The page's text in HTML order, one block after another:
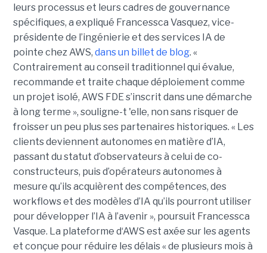
leurs processus et leurs cadres de gouvernance
spécifiques, a expliqué Francessca Vasquez, vice-
présidente de l’ingénierie et des services IA de
pointe chez AWS, dans un billet de blog. «
Contrairement au conseil traditionnel qui évalue,
recommande et traite chaque déploiement comme
un projet isolé, AWS FDE s’inscrit dans une démarche
à long terme », souligne-t 'elle, non sans risquer de
froisser un peu plus ses partenaires historiques. « Les
clients deviennent autonomes en matière d’IA,
passant du statut d’observateurs à celui de co-
constructeurs, puis d’opérateurs autonomes à
mesure qu’ils acquièrent des compétences, des
workflows et des modèles d’IA qu’ils pourront utiliser
pour développer l’IA à l’avenir », poursuit Francessca
Vasque. La plateforme d‘AWS est axée sur les agents
et conçue pour réduire les délais « de plusieurs mois à